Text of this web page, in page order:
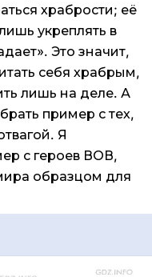
храбрости; её
укреплять в
Это значит,
себя храбрым,
лишь на деле. А
пример с тех,
Я
с героев ВОВ,
образцом для